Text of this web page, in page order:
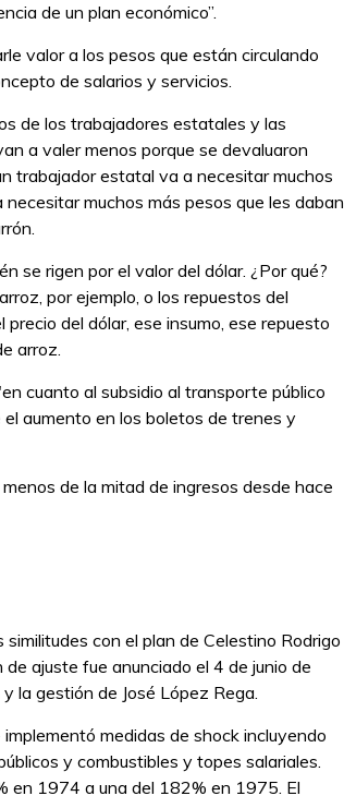
de un plan económico”.
valor a los pesos que están circulando
de salarios y servicios.
de los trabajadores estatales y las
a valer menos porque se devaluaron
trabajador estatal va a necesitar muchos
muchos más pesos que les daban
se rigen por el valor del dólar. ¿Por qué?
por ejemplo, o los repuestos del
del dólar, ese insumo, ese repuesto
arroz.
cuanto al subsidio al transporte público
el aumento en los boletos de trenes y
de la mitad de ingresos desde hace
con el plan de Celestino Rodrigo
ajuste fue anunciado el 4 de junio de
la gestión de José López Rega.
medidas de shock incluyendo
y combustibles y topes salariales.
en 1974 a una del 182% en 1975. El